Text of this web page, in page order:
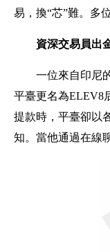
易，換“芯”難。多
資深交易員出
一位來自印尼
平臺更名為ELEV8
提款時，平臺卻以
知。當他通過在線